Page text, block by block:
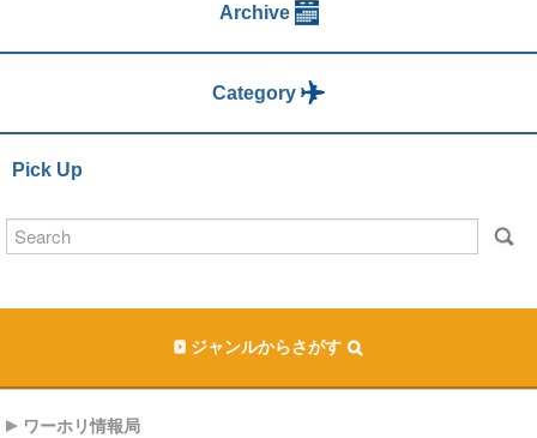
Archive
Category
Pick Up
ジャンルからさがす
ワーホリ情報局